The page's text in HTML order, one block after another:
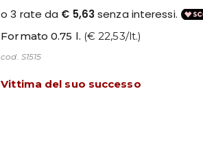
Formato 0.75 l. (€ 22,53/lt.)
cod. S1515
Vittima del suo successo